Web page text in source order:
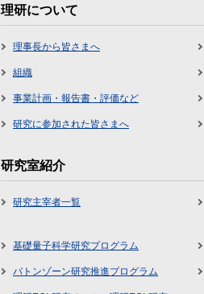
理研について
理事長から皆さまへ
組織
事業計画・報告書・評価など
研究に参加された皆さまへ
研究室紹介
研究主宰者一覧
基礎量子科学研究プログラム
バトンゾーン研究推進プログラム